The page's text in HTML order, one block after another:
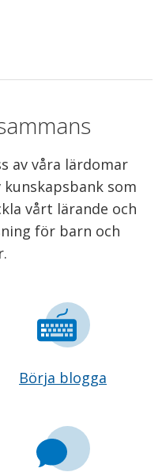
av våra lärdomar
som
vårt lärande och
för barn och
Börja blogga